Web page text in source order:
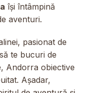
își întâmpină
aventuri.
pasionat de
te bucuri de
Andorra obiective
Așadar,